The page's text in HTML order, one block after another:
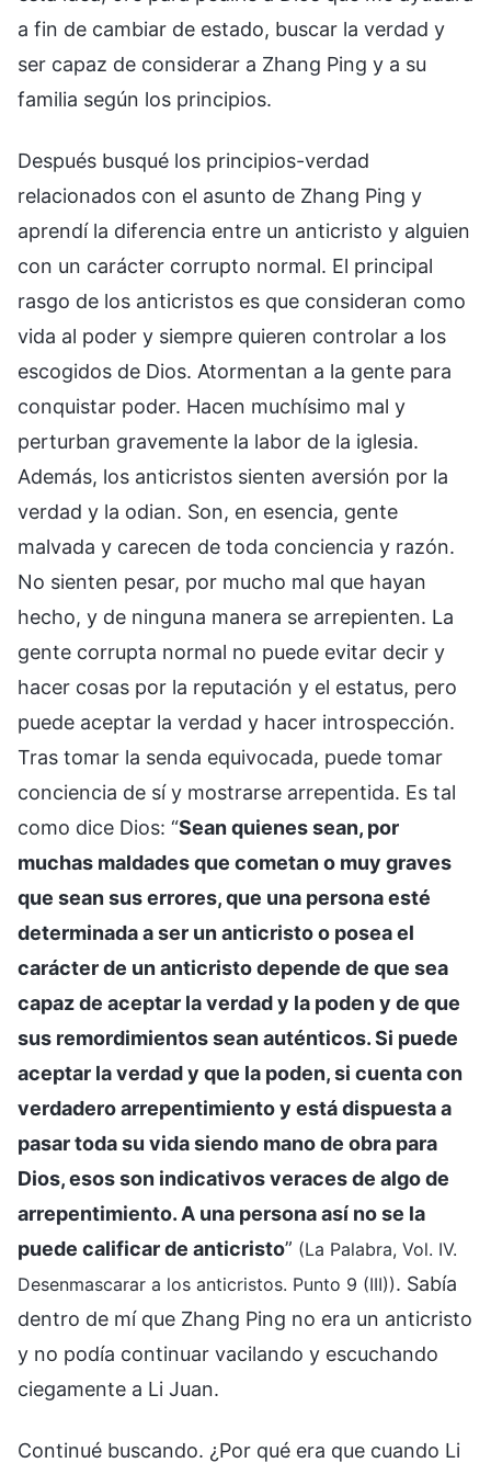
a fin de cambiar de estado, buscar la verdad y
ser capaz de considerar a Zhang Ping y a su
familia según los principios.
Después busqué los principios-verdad
relacionados con el asunto de Zhang Ping y
aprendí la diferencia entre un anticristo y alguien
con un carácter corrupto normal. El principal
rasgo de los anticristos es que consideran como
vida al poder y siempre quieren controlar a los
escogidos de Dios. Atormentan a la gente para
conquistar poder. Hacen muchísimo mal y
perturban gravemente la labor de la iglesia.
Además, los anticristos sienten aversión por la
verdad y la odian. Son, en esencia, gente
malvada y carecen de toda conciencia y razón.
No sienten pesar, por mucho mal que hayan
hecho, y de ninguna manera se arrepienten. La
gente corrupta normal no puede evitar decir y
hacer cosas por la reputación y el estatus, pero
puede aceptar la verdad y hacer introspección.
Tras tomar la senda equivocada, puede tomar
conciencia de sí y mostrarse arrepentida. Es tal
como dice Dios: “Sean quienes sean, por
muchas maldades que cometan o muy graves
que sean sus errores, que una persona esté
determinada a ser un anticristo o posea el
carácter de un anticristo depende de que sea
capaz de aceptar la verdad y la poden y de que
sus remordimientos sean auténticos. Si puede
aceptar la verdad y que la poden, si cuenta con
verdadero arrepentimiento y está dispuesta a
pasar toda su vida siendo mano de obra para
Dios, esos son indicativos veraces de algo de
arrepentimiento. A una persona así no se la
puede calificar de anticristo” (La Palabra, Vol. IV.
Desenmascarar a los anticristos. Punto 9 (III)). Sabía
dentro de mí que Zhang Ping no era un anticristo
y no podía continuar vacilando y escuchando
ciegamente a Li Juan.
Continué buscando. ¿Por qué era que cuando Li